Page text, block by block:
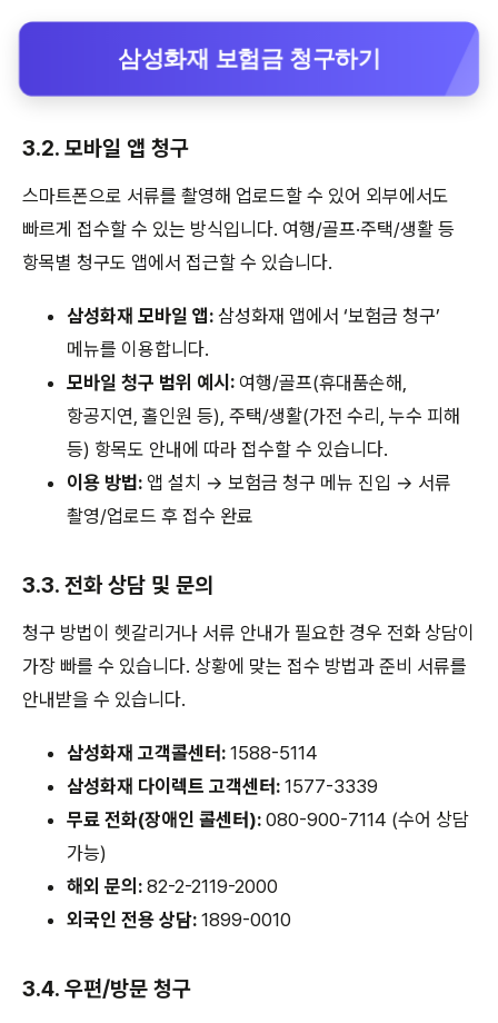
삼성화재 보험금 청구하기
3.2. 모바일 앱 청구
스마트폰으로 서류를 촬영해 업로드할 수 있어 외부에서도
빠르게 접수할 수 있는 방식입니다. 여행/골프·주택/생활 등
항목별 청구도 앱에서 접근할 수 있습니다.
삼성화재 모바일 앱: 삼성화재 앱에서 ‘보험금 청구’
메뉴를 이용합니다.
모바일 청구 범위 예시: 여행/골프(휴대품손해,
항공지연, 홀인원 등), 주택/생활(가전 수리, 누수 피해
등) 항목도 안내에 따라 접수할 수 있습니다.
이용 방법: 앱 설치 → 보험금 청구 메뉴 진입 → 서류
촬영/업로드 후 접수 완료
3.3. 전화 상담 및 문의
청구 방법이 헷갈리거나 서류 안내가 필요한 경우 전화 상담이
가장 빠를 수 있습니다. 상황에 맞는 접수 방법과 준비 서류를
안내받을 수 있습니다.
삼성화재 고객콜센터: 1588-5114
삼성화재 다이렉트 고객센터: 1577-3339
무료 전화(장애인 콜센터): 080-900-7114 (수어 상담
가능)
해외 문의: 82-2-2119-2000
외국인 전용 상담: 1899-0010
3.4. 우편/방문 청구